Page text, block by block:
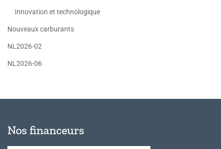
Innovation et technologique
Nouveaux carburants
NL2026-02
NL2026-06
Nos financeurs